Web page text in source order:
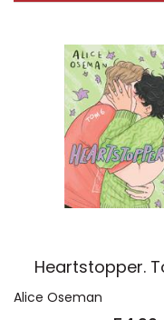
Heartstopper.
Alice Oseman